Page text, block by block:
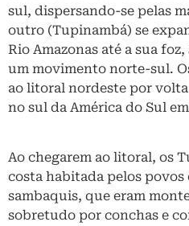
sul, dispersando-se pelas
outro (Tupinambá) se
Rio Amazonas até a sua
um movimento norte-sul.
ao litoral nordeste por volta
no sul da América do Sul em
Ao chegarem ao litoral, os
costa habitada pelos
sambaquis, que eram
sobretudo por conchas e